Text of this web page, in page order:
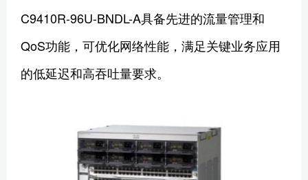
C9410R-96U-BNDL-A具备先进的流量管理和
QoS功能，可优化网络性能，满足关键业务应用
的低延迟和高吞吐量要求。